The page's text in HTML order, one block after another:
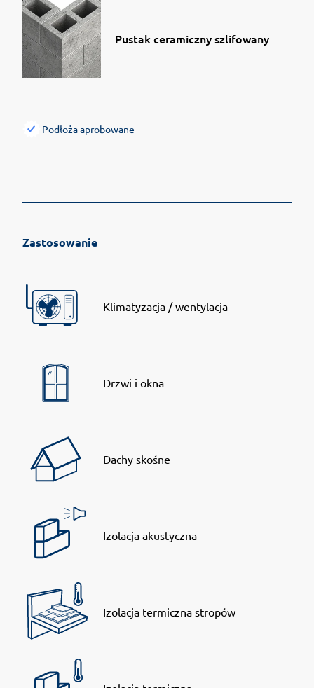
Pustak ceramiczny szlifowany
Podłoża aprobowane
Zastosowanie
Klimatyzacja / wentylacja
Drzwi i okna
Dachy skośne
Izolacja akustyczna
Izolacja termiczna stropów